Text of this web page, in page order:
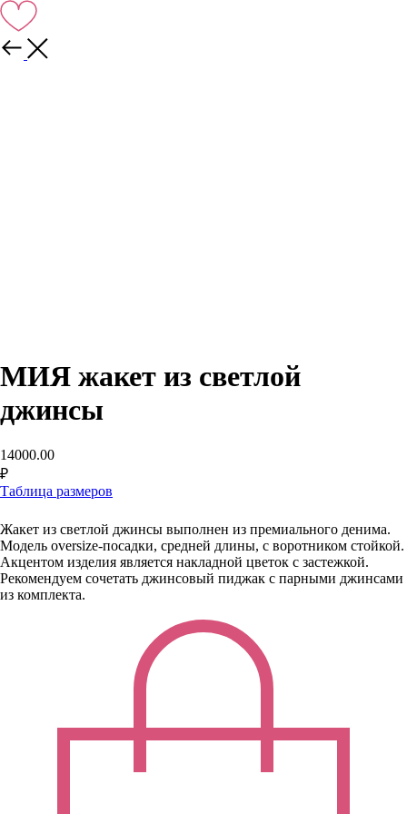
Назад
МИЯ жакет из светлой
джинсы
14000.00
₽
Таблица размеров
Жакет из светлой джинсы выполнен из премиального денима.
Модель oversize-посадки, средней длины, с воротником стойкой.
Акцентом изделия является накладной цветок с застежкой.
Рекомендуем сочетать джинсовый пиджак с парными джинсами
из комплекта.